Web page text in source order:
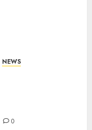
NEWS
0